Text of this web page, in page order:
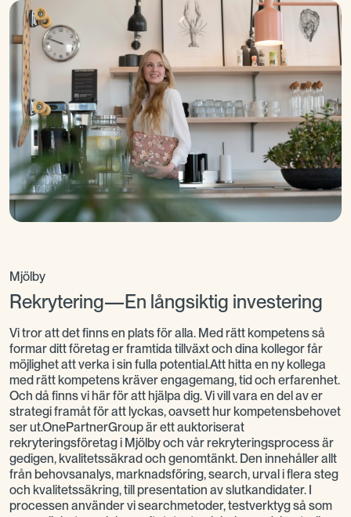
bemanning.
Så påbörjar vi vårt samarbete
För att hitta rätt kollega behöver vi först förstå vad
din verksamhet faktiskt behöver. Därför börjar vi
med ett samtal om rollen, teamet och kompetensen
Mjölby
Rekrytering—En långsiktig investering
Vi tror att det finns en plats för alla. Med rätt kompetens så
formar ditt företag er framtida tillväxt och dina kollegor får
möjlighet att verka i sin fulla potential.Att hitta en ny kollega
med rätt kompetens kräver engagemang, tid och erfarenhet.
Och då finns vi här för att hjälpa dig. Vi vill vara en del av er
strategi framåt för att lyckas, oavsett hur kompetensbehovet
ser ut.OnePartnerGroup är ett auktoriserat
rekryteringsföretag i Mjölby och vår rekryteringsprocess är
gedigen, kvalitetssäkrad och genomtänkt. Den innehåller allt
från behovsanalys, marknadsföring, search, urval i flera steg
och kvalitetssäkring, till presentation av slutkandidater. I
processen använder vi searchmetoder, testverktyg så som